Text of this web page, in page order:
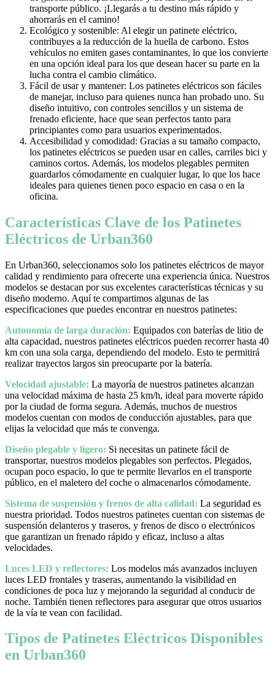
transporte público. ¡Llegarás a tu destino más rápido y
ahorrarás en el camino!
Ecológico y sostenible: Al elegir un patinete eléctrico,
contribuyes a la reducción de la huella de carbono. Estos
vehículos no emiten gases contaminantes, lo que los convierte
en una opción ideal para los que desean hacer su parte en la
lucha contra el cambio climático.
Fácil de usar y mantener: Los patinetes eléctricos son fáciles
de manejar, incluso para quienes nunca han probado uno. Su
diseño intuitivo, con controles sencillos y un sistema de
frenado eficiente, hace que sean perfectos tanto para
principiantes como para usuarios experimentados.
Accesibilidad y comodidad: Gracias a su tamaño compacto,
los patinetes eléctricos se pueden usar en calles, carriles bici y
caminos cortos. Además, los modelos plegables permiten
guardarlos cómodamente en cualquier lugar, lo que los hace
ideales para quienes tienen poco espacio en casa o en la
oficina.
Características Clave de los Patinetes
Eléctricos de Urban360
En Urban360, seleccionamos solo los patinetes eléctricos de mayor
calidad y rendimiento para ofrecerte una experiencia única. Nuestros
modelos se destacan por sus excelentes características técnicas y su
diseño moderno. Aquí te compartimos algunas de las
especificaciones que puedes encontrar en nuestros patinetes:
Autonomía de larga duración: Equipados con baterías de litio de
alta capacidad, nuestros patinetes eléctricos pueden recorrer hasta 40
km con una sola carga, dependiendo del modelo. Esto te permitirá
realizar trayectos largos sin preocuparte por la batería.
Velocidad ajustable: La mayoría de nuestros patinetes alcanzan
una velocidad máxima de hasta 25 km/h, ideal para moverte rápido
por la ciudad de forma segura. Además, muchos de nuestros
modelos cuentan con modos de conducción ajustables, para que
elijas la velocidad que más te convenga.
Diseño plegable y ligero: Si necesitas un patinete fácil de
transportar, nuestros modelos plegables son perfectos. Plegados,
ocupan poco espacio, lo que te permite llevarlos en el transporte
público, en el maletero del coche o almacenarlos cómodamente.
Sistema de suspensión y frenos de alta calidad: La seguridad es
nuestra prioridad. Todos nuestros patinetes cuentan con sistemas de
suspensión delanteros y traseros, y frenos de disco o electrónicos
que garantizan un frenado rápido y eficaz, incluso a altas
velocidades.
Luces LED y reflectores: Los modelos más avanzados incluyen
luces LED frontales y traseras, aumentando la visibilidad en
condiciones de poca luz y mejorando la seguridad al conducir de
noche. También tienen reflectores para asegurar que otros usuarios
de la vía te vean con facilidad.
Tipos de Patinetes Eléctricos Disponibles
en Urban360